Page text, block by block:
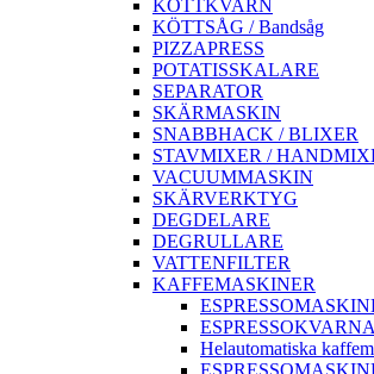
KÖTTKVARN
KÖTTSÅG / Bandsåg
PIZZAPRESS
POTATISSKALARE
SEPARATOR
SKÄRMASKIN
SNABBHACK / BLIXER
STAVMIXER /
VACUUMMASKIN
SKÄRVERKTYG
DEGDELARE
DEGRULLARE
VATTENFILTER
KAFFEMASKINER
Helautomatiska